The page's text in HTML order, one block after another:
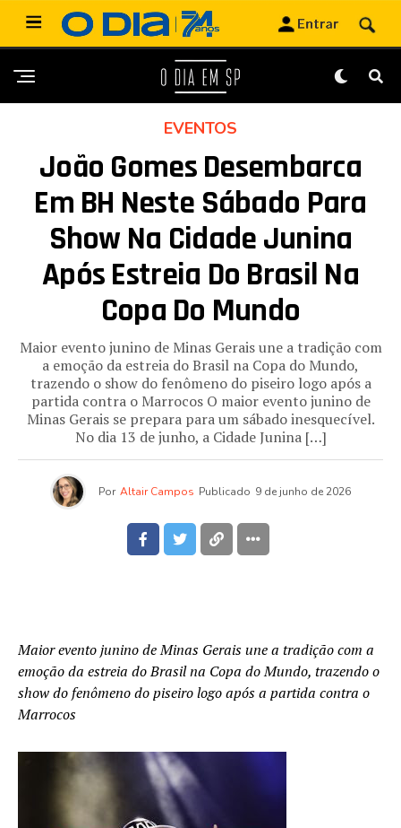
EVENTOS
João Gomes Desembarca
Em BH Neste Sábado Para
Show Na Cidade Junina
Após Estreia Do Brasil Na
Copa Do Mundo
Maior evento junino de Minas Gerais une a tradição com
a emoção da estreia do Brasil na Copa do Mundo,
trazendo o show do fenômeno do piseiro logo após a
partida contra o Marrocos O maior evento junino de
Minas Gerais se prepara para um sábado inesquecível.
No dia 13 de junho, a Cidade Junina […]
Por Altair Campos Publicado 9 de junho de 2026
Maior evento junino de Minas Gerais une a tradição com a
emoção da estreia do Brasil na Copa do Mundo, trazendo o
show do fenômeno do piseiro logo após a partida contra o
Marrocos